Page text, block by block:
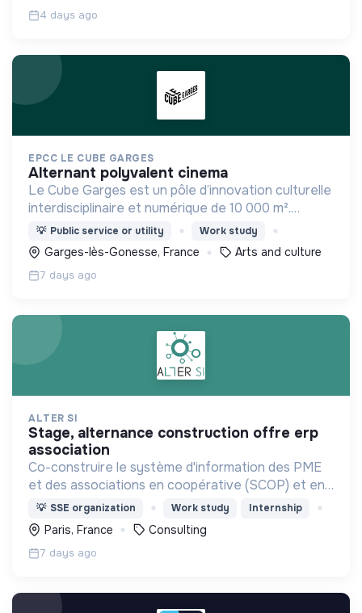
4 days ago
EPCC LE CUBE GARGES
alternant polyvalent cinema
Le Cube Garges est un pôle d’innovation culturelle
interdisciplinaire et numérique de 10 000 m².
Moteur du renouveau créatif, il allie découverte,
pratique, formation et participation.
💡 Public service or utility Work study
Garges-lès-Gonesse, France Arts and culture
7 days ago
ALTER SI
stage, alternance construction offre erp
association
Co-construire le système d'information des PME
et des associations en coopérative (SCOP) et en
gouvernance partagée (Holacratie).
💡 SSE organization Work study Internship
Paris, France Consulting
7 days ago